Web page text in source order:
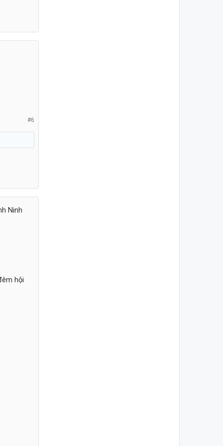
#6
Ninh
hội